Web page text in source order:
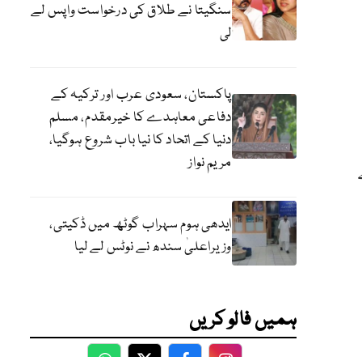
سنگیتا نے طلاق کی درخواست واپس لے
لی
پاکستان، سعودی عرب اور ترکیہ کے
دفاعی معاہدے کا خیرمقدم، مسلم
دنیا کے اتحاد کا نیا باب شروع ہوگیا،
مریم نواز
ایدھی ہوم سہراب گوٹھ میں ڈکیتی،
وزیراعلیٰ سندھ نے نوٹس لے لیا
ہمیں فالو کریں